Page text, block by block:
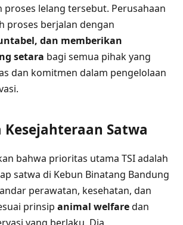
lelang tersebut. Perusahaan
proses berjalan dengan
dan memberikan
setara bagi semua pihak yang
dan komitmen dalam pengelolaan
Kesejahteraan Satwa
bahwa prioritas utama TSI adalah
satwa di Kebun Binatang Bandung
perawatan, kesehatan, dan
prinsip animal welfaredan